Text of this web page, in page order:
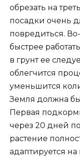
обрезать на
посадки очень
повредиться.
быстрее
в грунт ее
облегчится
уменьшится
Земля должна
Первая
через 20 дней
растение
адаптируется